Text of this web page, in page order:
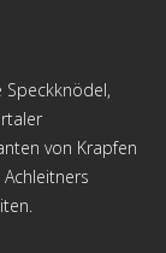
Speckknödel,
von Krapfen